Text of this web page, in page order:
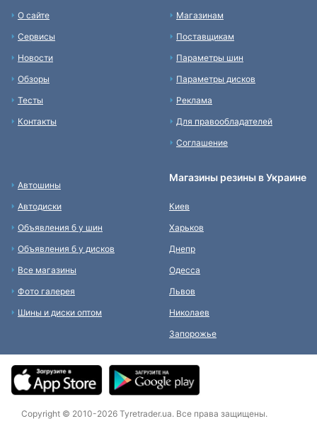
О сайте
Сервисы
Новости
Обзоры
Тесты
Контакты
Магазинам
Поставщикам
Параметры шин
Параметры дисков
Реклама
Для правообладателей
Соглашение
Автошины
Автодиски
Объявления б у шин
Объявления б у дисков
Все магазины
Фото галерея
Шины и диски оптом
Магазины резины в Украине
Киев
Харьков
Днепр
Одесса
Львов
Николаев
Запорожье
Copyright © 2010-2026 Tyretrader.ua. Все права защищены.